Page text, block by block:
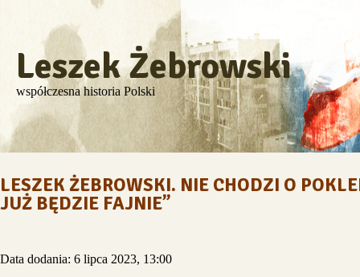
Leszek Żebrowski
współczesna historia Polski
LESZEK ŻEBROWSKI. NIE CHODZI O
JUŻ BĘDZIE FAJNIE”
Data dodania: 6 lipca 2023, 13:00